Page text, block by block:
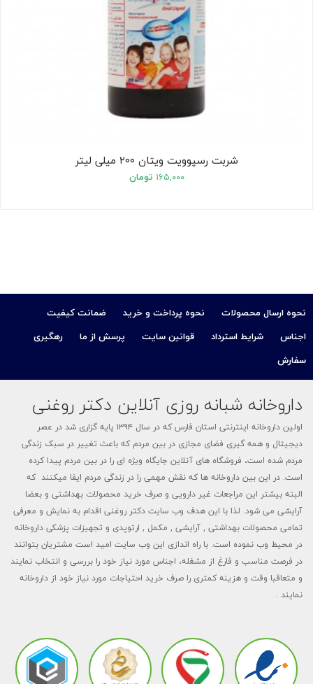
شربت رسپوویت ویتان ۲۰۰ میلی لیتر
۱۶۵,۰۰۰ تومان
نحوه ارسال محصولات نحوه پرداخت و خرید
ضمانت کیفیت
اجناس
شرایط استرداد قوانین سایت پرسش از ما
رهگیری
سفارش
داروخانه شبانه روزی آنلاین دکتر روغنی
اولین داروخانه اینترنتی استان فارس که در سال ۱۳۹۴ پایه گزاری شد در عصر
دیجیتال و همه گیری فضای مجازی در بین مردم که باعث تغییر در سبک زندگی
مردم شده است، فروشگاه های آنلاین جایگاه ویژه ای را در بین مردم پیدا کرده
است. در این بین داروخانه ها که نقش مهمی را در زندگی مردم ایفا میکنند که
البته بیشتر این مراجعات غیر دارویی و صرف خرید محصولات بهداشتی و بعضا
آرایشی می شود. لذا با این هدف وب سایت دکتر روغنی اقدام به نمایش و معرفی
تمامی محصولات بهداشتی , آرایشی , مکمل , ارتوپدی و تجهیزات پزشکی داروخانه
در محیط وب نموده است. با راه اندازی این وب سایت امید است مشتریان بتوانند
در فرصت مناسب و فارغ از مشغله، اجناس مورد نیاز خود را بررسی و انتخاب نمایند
و متعاقبا وقت و هزینه کمتری را صرف خرید احتیاجات مورد نیاز خود از داروخانه
نمایند .